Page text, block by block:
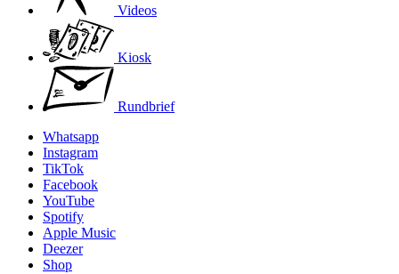
Videos
Kiosk
Rundbrief
Whatsapp
Instagram
TikTok
Facebook
YouTube
Spotify
Apple Music
Deezer
Shop